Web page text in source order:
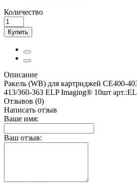
Количество
Купить
Описание
Ракель (WB) для картриджей CE400-
413/360-363 ELP Imaging® 10шт
Отзывов (0)
Написать отзыв
Ваше имя:
Ваш отзыв: